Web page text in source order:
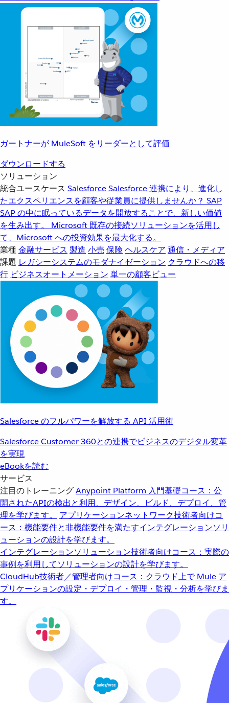
ガートナーが MuleSoft をリーダーとして評価
ダウンロードする
ソリューション
統合ユースケース SalesforceSalesforce 連携により、進化し
たエクスペリエンスを顧客や従業員に提供しませんか？ SAP
SAP の中に眠っているデータを開放することで、新しい価値
を生み出す。
Microsoft 既存の接続ソリューションを活用し
て、Microsoft への投資効果を最大化する。
業種金融サービス 製造 小売 保険 ヘルスケア 通信・メディア
課題 レガシーシステムのモダナイゼーション クラウドへの移
行 ビジネスオートメーション 単一の顧客ビュー
Salesforce のフルパワーを解放する API 活用術
Salesforce Customer 360との連携でビジネスのデジタル変革
を実現
eBookを読む
サービス
注目のトレーニングAnypoint Platform 入門基礎コース：公
開されたAPIの検出と利用、デザイン、ビルド、デプロイ、管
理を学びます。
アプリケーションネットワーク技術者向けコ
ース：機能要件と非機能要件を満たすインテグレーションソリ
ューションの設計を学びます。
インテグレーションソリューション技術者向けコース：実際の
事例を利用してソリューションの設計を学びます。
CloudHub技術者／管理者向けコース：クラウド上で Mule ア
プリケーションの設定・デプロイ・管理・監視・分析を学びま
す。